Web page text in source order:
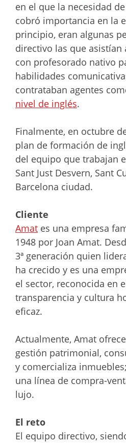
en el que la necesidad
cobró importancia en la
principio, eran algunas
directivo las que asistían
con profesorado nativo
habilidades
contrataban agentes
nivel de inglés.
Finalmente, en octubre
plan de formación de
del equipo que trabajan
Sant Just Desvern, Sant
Barcelona ciudad.
Cliente
Amat es una empresa
1948 por Joan Amat.
3ª generación quien
ha crecido y es una
el sector, reconocida en
transparencia y cultura
eficaz.
Actualmente, Amat
gestión patrimonial,
y comercializa
una línea de compra-
lujo.
El reto
El equipo directivo,